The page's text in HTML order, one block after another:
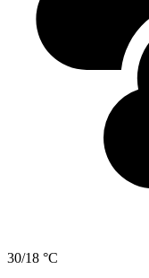
30/18 °C